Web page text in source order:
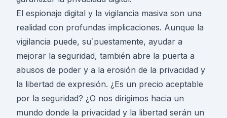
El espionaje digital y la vigilancia masiva son una
realidad con profundas implicaciones. Aunque la
vigilancia puede, su`puestamente, ayudar a
mejorar la seguridad, también abre la puerta a
abusos de poder y a la erosión de la privacidad y
la libertad de expresión. ¿Es un precio aceptable
por la seguridad? ¿O nos dirigimos hacia un
mundo donde la privacidad y la libertad serán un